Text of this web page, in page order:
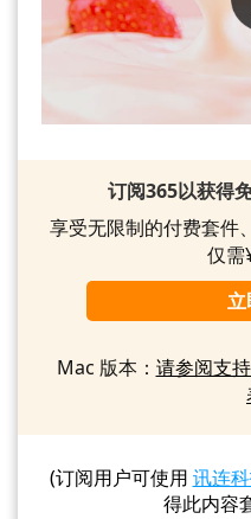
订阅365以获得
享受无限制的付费套件
仅需
立
Mac 版本： 请参阅支
(订阅用户可使用 讯连
得此内容